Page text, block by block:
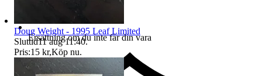
Ersättning om du inte får din vara
Doug Weight - 1995 Leaf Limited
Sluttid11 aug 11:40.
Pris:15 kr,Köp nu.